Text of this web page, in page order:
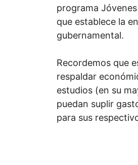
programa
que establece la
gubernamental.
Recordemos que
respaldar
estudios (en su
puedan suplir
para sus